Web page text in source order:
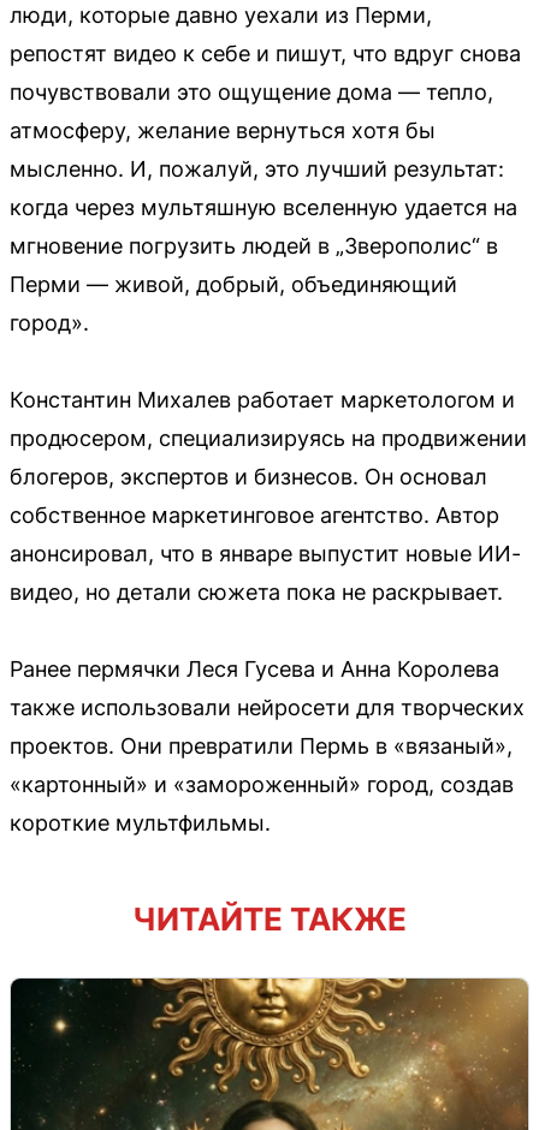
люди, которые давно уехали из Перми,
репостят видео к себе и пишут, что вдруг снова
почувствовали это ощущение дома — тепло,
атмосферу, желание вернуться хотя бы
мысленно. И, пожалуй, это лучший результат:
когда через мультяшную вселенную удается на
мгновение погрузить людей в „Зверополис“ в
Перми — живой, добрый, объединяющий
город».
Константин Михалев работает маркетологом и
продюсером, специализируясь на продвижении
блогеров, экспертов и бизнесов. Он основал
собственное маркетинговое агентство. Автор
анонсировал, что в январе выпустит новые ИИ-
видео, но детали сюжета пока не раскрывает.
Ранее пермячки Леся Гусева и Анна Королева
также использовали нейросети для творческих
проектов. Они превратили Пермь в «вязаный»,
«картонный» и «замороженный» город, создав
короткие мультфильмы.
ЧИТАЙТЕ ТАКЖЕ